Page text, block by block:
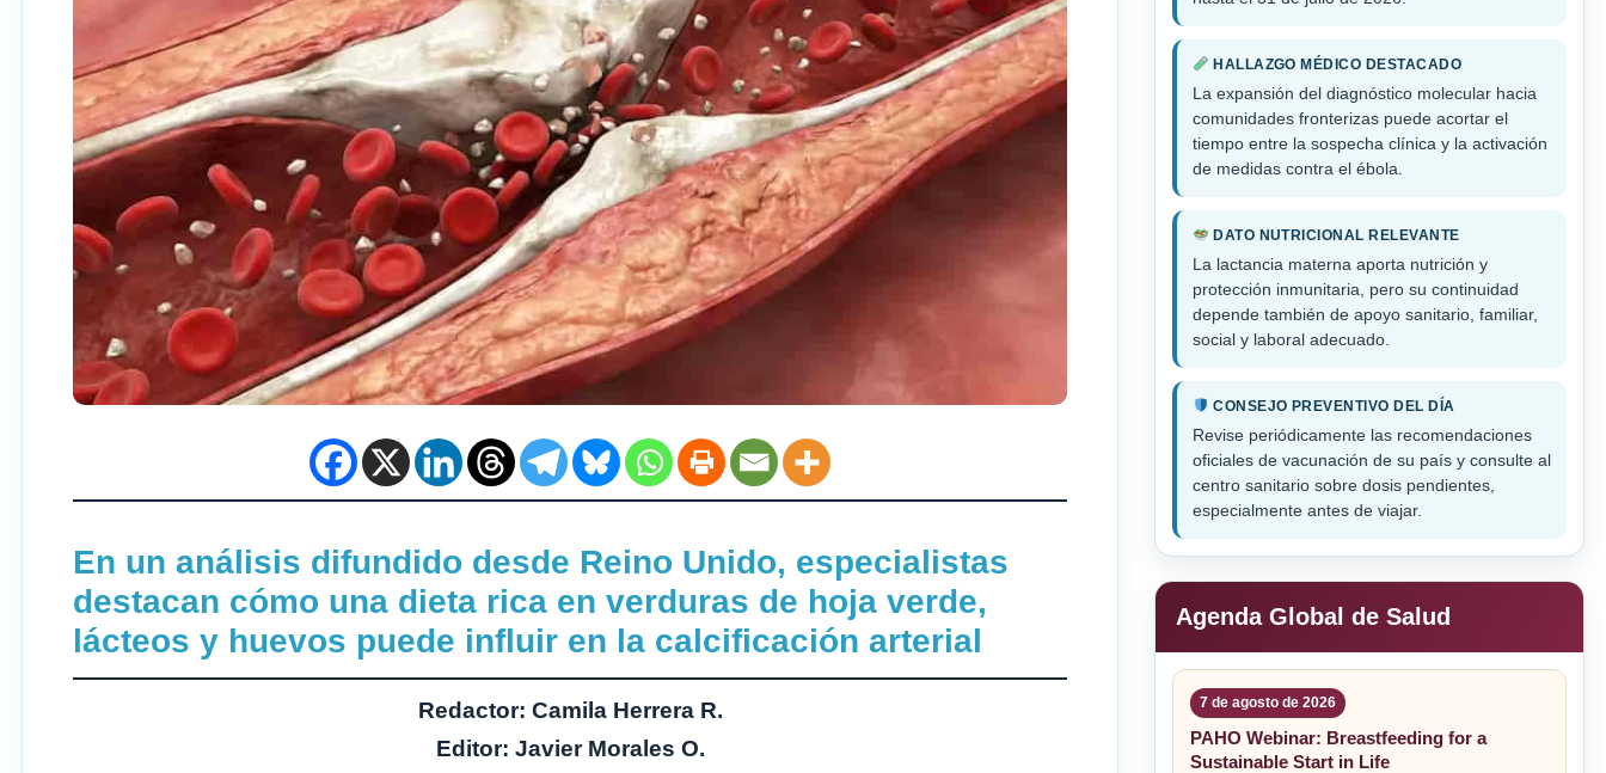
En un análisis difundido desde Reino Unido, especialistas
destacan cómo una dieta rica en verduras de hoja verde,
lácteos y huevos puede influir en la calcificación arterial
Redactor: Camila Herrera R.
Editor: Javier Morales O.
HALLAZGO MÉDICO DESTACADO
La expansión del diagnóstico molecular hacia
comunidades fronterizas puede acortar el
tiempo entre la sospecha clínica y la activación
de medidas contra el ébola.
DATO NUTRICIONAL RELEVANTE
La lactancia materna aporta nutrición y
protección inmunitaria, pero su continuidad
depende también de apoyo sanitario, familiar,
social y laboral adecuado.
CONSEJO PREVENTIVO DEL DÍA
Revise periódicamente las recomendaciones
oficiales de vacunación de su país y consulte al
centro sanitario sobre dosis pendientes,
especialmente antes de viajar.
Agenda Global de Salud
7 de agosto de 2026
PAHO Webinar: Breastfeeding for a
Sustainable Start in Life